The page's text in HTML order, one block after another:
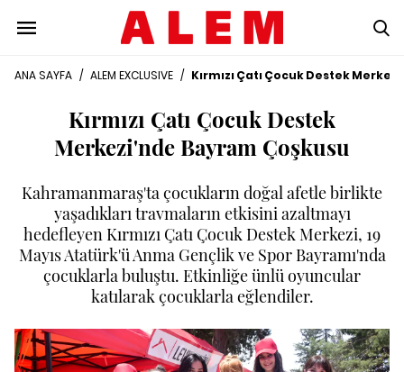
ANA SAYFA / ALEM EXCLUSIVE / Kırmızı Çatı Çocuk Destek
Kırmızı Çatı Çocuk Destek
Merkezi'nde Bayram Çoşkusu
Kahramanmaraş'ta çocukların doğal afetle birlikte
yaşadıkları travmaların etkisini azaltmayı
hedefleyen Kırmızı Çatı Çocuk Destek Merkezi, 19
Mayıs Atatürk'ü Anma Gençlik ve Spor Bayramı'nda
çocuklarla buluştu. Etkinliğe ünlü oyuncular
katılarak çocuklarla eğlendiler.